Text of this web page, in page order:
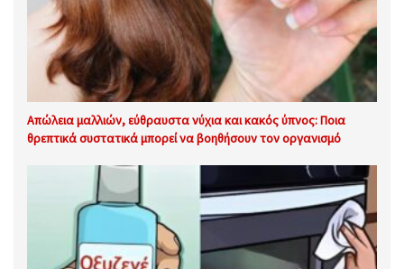
Απώλεια μαλλιών, εύθραυστα νύχια και κακός ύπνος: Ποια
θρεπτικά συστατικά μπορεί να βοηθήσουν τον οργανισμό